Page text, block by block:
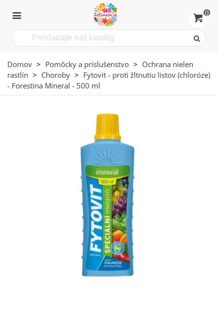
0
Domov > Pomôcky a príslušenstvo > Ochrana nielen
rastlín > Choroby > Fytovit - proti žltnutiu listov (chloróze)
- Forestina Mineral - 500 ml